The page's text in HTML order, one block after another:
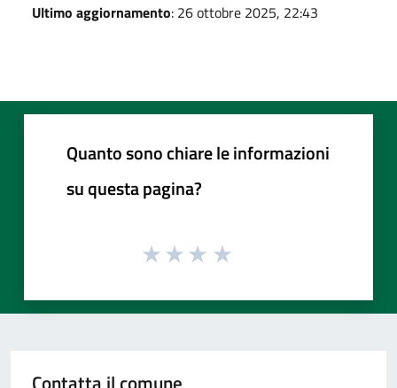
Ultimo aggiornamento: 26 ottobre 2025, 22:43
Quanto sono chiare le informazioni
su questa pagina?